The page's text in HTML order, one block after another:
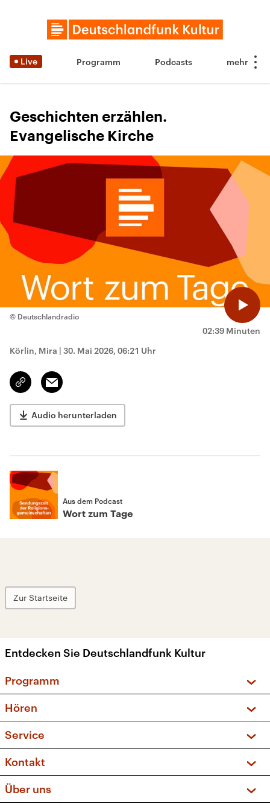
Live Programm Podcasts
Geschichten erzählen.
Evangelische Kirche
02:39 Minuten
© Deutschlandradio
Körlin, Mira | 30. Mai 2026, 06:21 Uhr
Link
kopieren/teilen
Email
Audio herunterladen
Aus dem Podcast
Wort zum Tage
Zur Startseite
Entdecken Sie Deutschlandfunk Kultur
Programm
Sendungen und Podcasts
Musikliste
Kakadu – Das Kinderprogramm
Hören
Frequenzen (UKW + DAB+)
Service
FAQ
Apps
Newsletter
Kontakt
Social Media
Über uns